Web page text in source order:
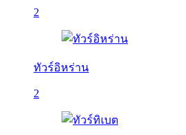
2
ทัวร์อิหร่าน
2